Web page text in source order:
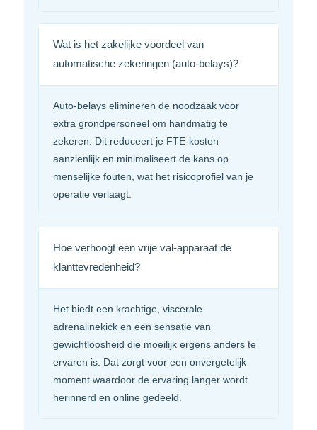
Wat is het zakelijke voordeel van
automatische zekeringen (auto-belays)?
Auto-belays elimineren de noodzaak voor
extra grondpersoneel om handmatig te
zekeren. Dit reduceert je FTE-kosten
aanzienlijk en minimaliseert de kans op
menselijke fouten, wat het risicoprofiel van je
operatie verlaagt.
Hoe verhoogt een vrije val-apparaat de
klanttevredenheid?
Het biedt een krachtige, viscerale
adrenalinekick en een sensatie van
gewichtloosheid die moeilijk ergens anders te
ervaren is. Dat zorgt voor een onvergetelijk
moment waardoor de ervaring langer wordt
herinnerd en online gedeeld.